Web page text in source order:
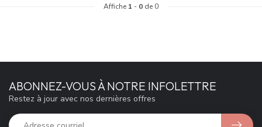
Affiche 1 - 0 de 0
ABONNEZ-VOUS À NOTRE INFOLETTRE
Restez à jour avec nos dernières offres